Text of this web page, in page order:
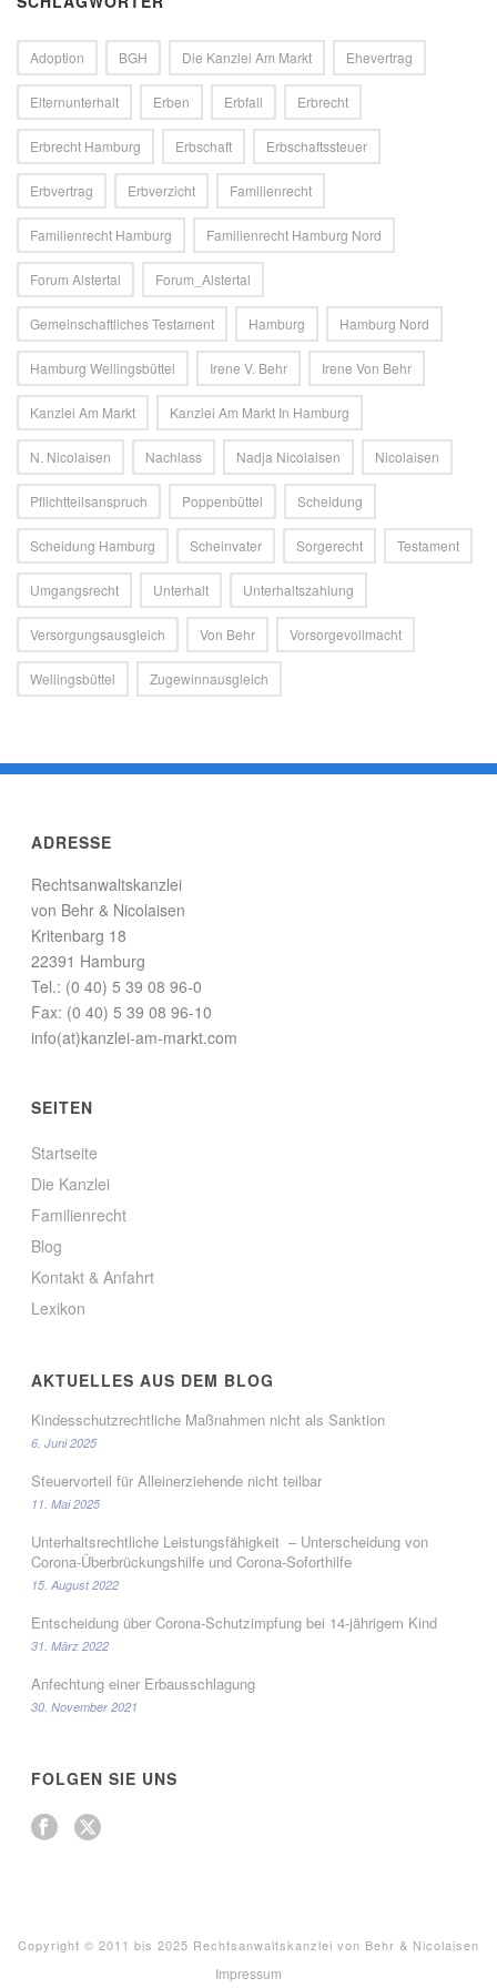
Adoption BGH Die Kanzlei Am Markt Ehevertrag
Elternunterhalt Erben Erbfall Erbrecht
Erbrecht Hamburg Erbschaft Erbschaftssteuer
Erbvertrag Erbverzicht Familienrecht
Familienrecht Hamburg Familienrecht Hamburg Nord
Forum Alstertal Forum_Alstertal
Gemeinschaftliches Testament Hamburg Hamburg Nord
Hamburg Wellingsbüttel Irene V. Behr Irene Von Behr
Kanzlei Am Markt Kanzlei Am Markt In Hamburg
N. Nicolaisen Nachlass Nadja Nicolaisen Nicolaisen
Pflichtteilsanspruch Poppenbüttel Scheidung
Scheidung Hamburg Scheinvater Sorgerecht Testament
Umgangsrecht Unterhalt Unterhaltszahlung
Versorgungsausgleich Von Behr Vorsorgevollmacht
Wellingsbüttel Zugewinnausgleich
ADRESSE
Rechtsanwaltskanzlei
von Behr & Nicolaisen
Kritenbarg 18
22391 Hamburg
Tel.: (0 40) 5 39 08 96-0
Fax: (0 40) 5 39 08 96-10
info(at)kanzlei-am-markt.com
SEITEN
Startseite
Die Kanzlei
Familienrecht
Blog
Kontakt & Anfahrt
Lexikon
AKTUELLES AUS DEM BLOG
Kindesschutzrechtliche Maßnahmen nicht als Sanktion
6. Juni 2025
Steuervorteil für Alleinerziehende nicht teilbar
11. Mai 2025
Unterhaltsrechtliche Leistungsfähigkeit – Unterscheidung von
Corona-Überbrückungshilfe und Corona-Soforthilfe
15. August 2022
Entscheidung über Corona-Schutzimpfung bei 14-jährigem Kind
31. März 2022
Anfechtung einer Erbausschlagung
30. November 2021
FOLGEN SIE UNS
Copyright © 2011 bis 2025 Rechtsanwaltskanzlei von Behr & Nicolaisen
Impressum